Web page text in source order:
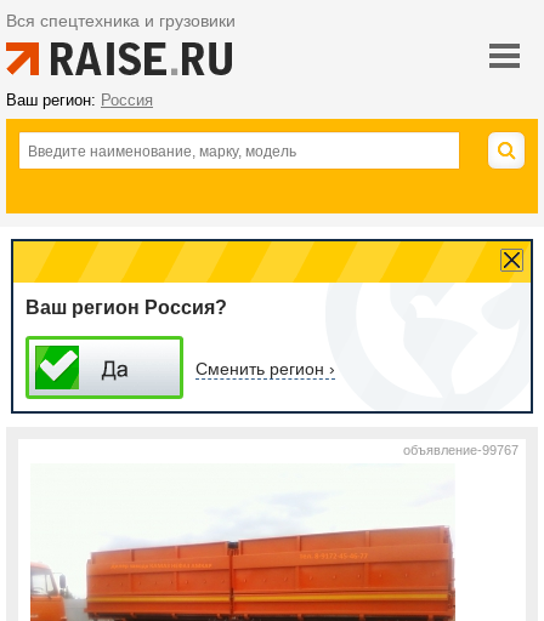
Вся спецтехника и грузовики
Ваш регион: Россия
Ваш регион Россия?
Сменить регион ›
объявление-99767